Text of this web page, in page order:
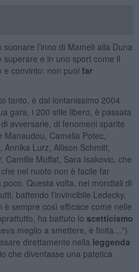
l’inno di Mameli alla Duna
e in uno sport come il
e convinto: non puoi far
tanto, è dal lontanissimo 2004
gara, i 200 stile libero, è passata
avversarie, di fenomeni sparite
Camelia Potec,
Lurz, Allison Schmitt,
Camille Muffat, Sara Isakovic, che
nel nuoto non è facile far
Questa volta, nei mondiali di
battendo l’invincibile Ledecky,
sempre così efficace come nelle
ha battuto lo scetticismo
meglio a smettere, è finita…")
direttamente nella leggenda
che diventasse una patetica